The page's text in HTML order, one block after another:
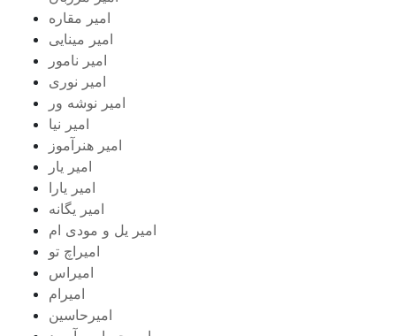
امیر مقاره
امیر مینایی
امیر نامور
امیر نوری
امیر نوشه ور
امیر نیا
امیر هنرآموز
امیر یار
امیر یارا
امیر یگانه
امیر یل و مودی ام
امیراچ تو
امیراس
امیرام
امیرحاسین